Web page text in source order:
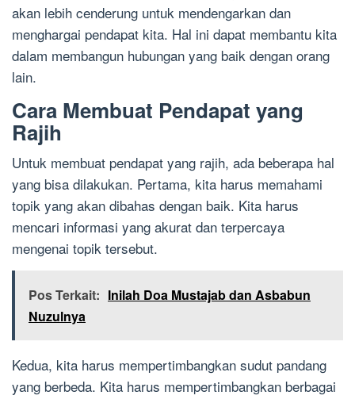
akan lebih cenderung untuk mendengarkan dan
menghargai pendapat kita. Hal ini dapat membantu kita
dalam membangun hubungan yang baik dengan orang
lain.
Cara Membuat Pendapat yang
Rajih
Untuk membuat pendapat yang rajih, ada beberapa hal
yang bisa dilakukan. Pertama, kita harus memahami
topik yang akan dibahas dengan baik. Kita harus
mencari informasi yang akurat dan terpercaya
mengenai topik tersebut.
Pos Terkait: Inilah Doa Mustajab dan Asbabun
Nuzulnya
Kedua, kita harus mempertimbangkan sudut pandang
yang berbeda. Kita harus mempertimbangkan berbagai